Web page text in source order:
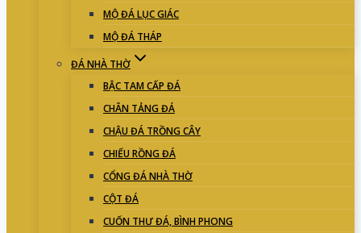
MỘ ĐÁ LỤC GIÁC
MỘ ĐÁ THÁP
ĐÁ NHÀ THỜ
BẬC TAM CẤP ĐÁ
CHÂN TẢNG ĐÁ
CHẬU ĐÁ TRỒNG CÂY
CHIẾU RỒNG ĐÁ
CỔNG ĐÁ NHÀ THỜ
CỘT ĐÁ
CUỐN THƯ ĐÁ, BÌNH PHONG